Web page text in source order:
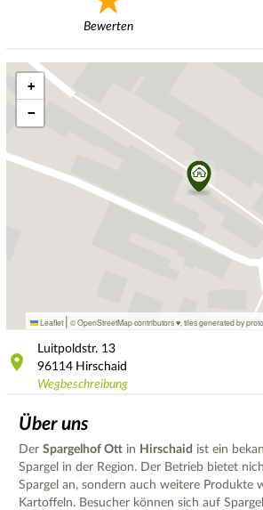
Bewerten
+
−
Leaflet | © OpenStreetMap contributors ♥, tiles generated by
Luitpoldstr. 13
96114 Hirschaid
Wegbeschreibung
Über uns
Der Spargelhof Ott in Hirschaid ist ein
Spargel in der Region. Der Betrieb bietet
Spargel an, sondern auch weitere Produkte
Kartoffeln. Besucher können sich auf